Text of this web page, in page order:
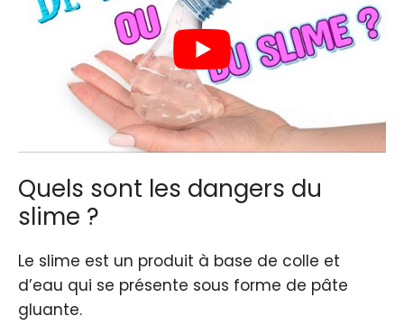
Quels sont les dangers du
slime ?
Le slime est un produit à base de colle et
d’eau qui se présente sous forme de pâte
gluante.